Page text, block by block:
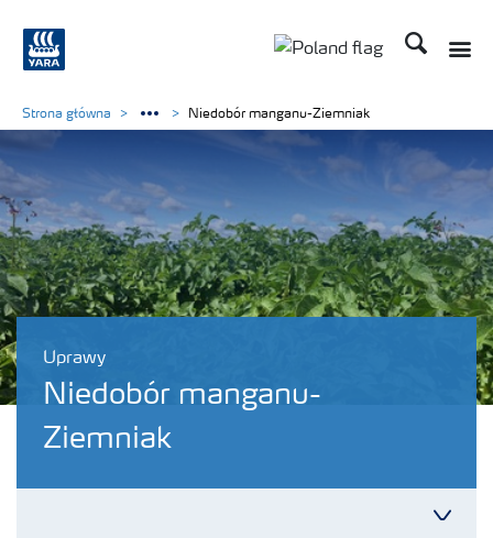
Szukaj
Uprawy
Niedobór manganu-
Ziemniak
Strona główna Niedobór manganu-Ziemniak